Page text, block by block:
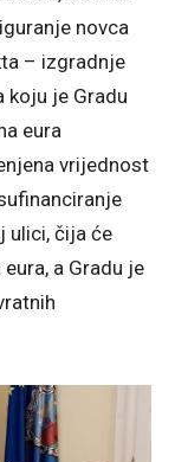
novca
– izgradnje
koju je Gradu
eura
vrijednost
ulici, čija će
a Gradu je